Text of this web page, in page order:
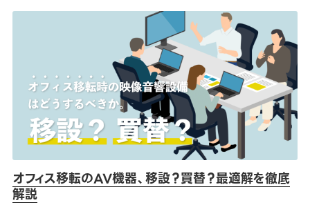
オフィス移転のAV機器、移設？買替？最適解を徹底解説
オフィス移転のAV機器、移設？買替？最適解を徹底
解説